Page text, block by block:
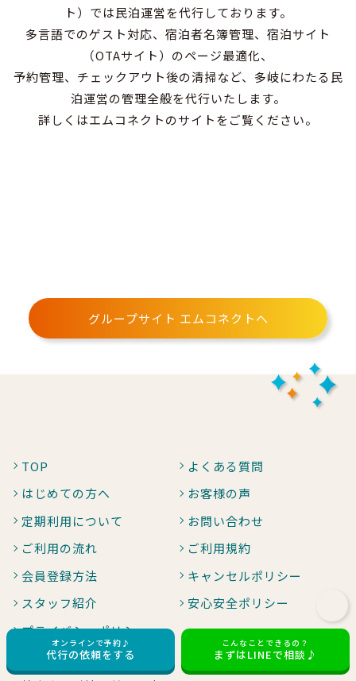
ト）では民泊運営を代行しております。
多言語でのゲスト対応、宿泊者名簿管理、宿泊サイト
（OTAサイト）のページ最適化、
予約管理、チェックアウト後の清掃など、多岐にわたる民
泊運営の管理全般を代行いたします。
詳しくはエムコネクトのサイトをご覧ください。
グループサイト エムコネクトへ
TOP
はじめての方へ
定期利用について
ご利用の流れ
会員登録方法
スタッフ紹介
よくある質問
お客様の声
お問い合わせ
ご利用規約
キャンセルポリシー
安心安全ポリシー
プライバシーポリシー
運営会社
オンラインで予約♪
代行の依頼をする
こんなことできるの？
まずはLINEで相談♪